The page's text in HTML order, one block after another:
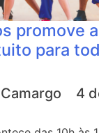
promove
para
4